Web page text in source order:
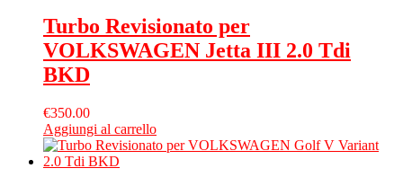
Turbo Revisionato per
VOLKSWAGEN Jetta III 2.0 Tdi
BKD
€350.00
Aggiungi al carrello